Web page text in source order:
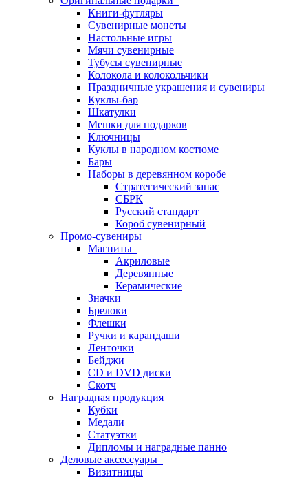
Книги-футляры
Сувенирные монеты
Настольные игры
Мячи сувенирные
Тубусы сувенирные
Колокола и колокольчики
Праздничные украшения и сувениры
Куклы-бар
Шкатулки
Мешки для подарков
Ключницы
Куклы в народном костюме
Бары
Наборы в деревянном коробе
Стратегический запас
СБРК
Русский стандарт
Короб сувенирный
Промо-сувениры
Магниты
Акриловые
Деревянные
Керамические
Значки
Брелоки
Флешки
Ручки и карандаши
Ленточки
Бейджи
CD и DVD диски
Скотч
Наградная продукция
Кубки
Медали
Статуэтки
Дипломы и наградные панно
Деловые аксессуары
Визитницы